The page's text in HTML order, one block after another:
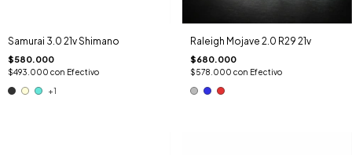
Samurai 3.0 21v Shimano
$580.000
$493.000 con Efectivo
+1
Raleigh Mojave 2.0 R29 21v
$680.000
$578.000 con Efectivo